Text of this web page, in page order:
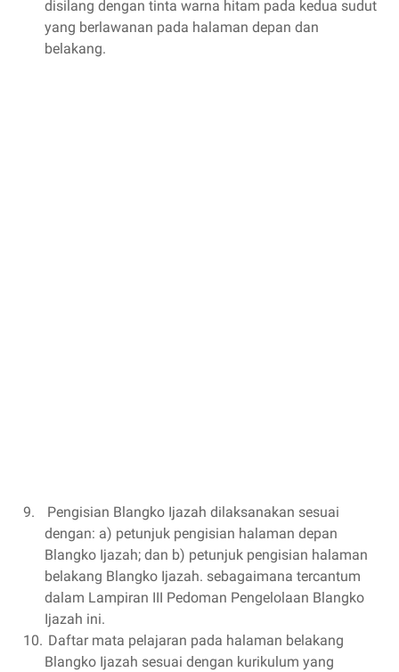
disilang dengan tinta warna hitam pada kedua sudut
yang berlawanan pada halaman depan dan
belakang.
9.
Pengisian Blangko Ijazah dilaksanakan sesuai
dengan: a) petunjuk pengisian halaman depan
Blangko Ijazah; dan b) petunjuk pengisian halaman
belakang Blangko Ijazah. sebagaimana tercantum
dalam Lampiran III Pedoman Pengelolaan Blangko
Ijazah ini.
10. Daftar mata pelajaran pada halaman belakang
Blangko Ijazah sesuai dengan kurikulum yang